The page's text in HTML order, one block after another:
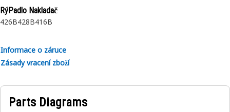
RýPadlo Nakladač
426B428B416B
Informace o záruce
Zásady vracení zboží
Parts Diagrams